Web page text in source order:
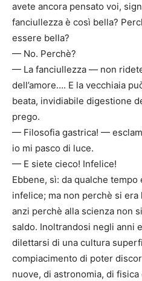
avete ancora pensato voi,
fanciullezza è così bella?
essere bella?
— No. Perchè?
— La fanciullezza — non
dell’amore…. E la vecchiaia
beata, invidiabile digestione
prego.
— Filosofia gastrica! —
io mi pasco di luce.
— E siete cieco! Infelice!
Ebbene, sì: da qualche
infelice; ma non perchè si
anzi perchè alla scienza non
saldo. Inoltrandosi negli anni
dilettarsi di una cultura
compiacimento di poter
nuove, di astronomia, di